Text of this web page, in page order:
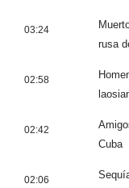
03:24
rusa
02:58
02:42
Cuba
02:06